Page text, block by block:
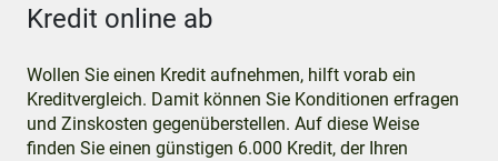
Kredit online ab
Wollen Sie einen Kredit aufnehmen, hilft vorab ein
Kreditvergleich. Damit können Sie Konditionen erfragen
und Zinskosten gegenüberstellen. Auf diese Weise
finden Sie einen günstigen 6.000 Kredit, der Ihren